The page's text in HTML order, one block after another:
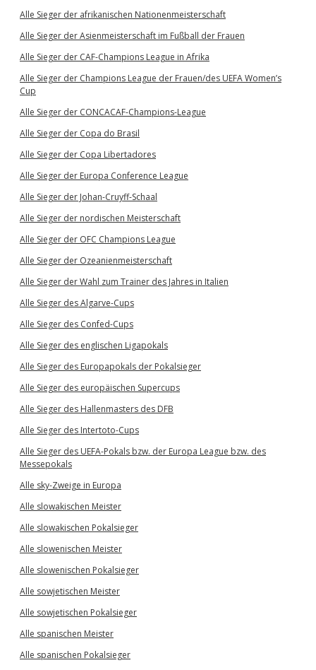
Alle Sieger der afrikanischen Nationenmeisterschaft
Alle Sieger der Asienmeisterschaft im Fußball der Frauen
Alle Sieger der CAF-Champions League in Afrika
Alle Sieger der Champions League der Frauen/des UEFA Women’s
Cup
Alle Sieger der CONCACAF-Champions-League
Alle Sieger der Copa do Brasil
Alle Sieger der Copa Libertadores
Alle Sieger der Europa Conference League
Alle Sieger der Johan-Cruyff-Schaal
Alle Sieger der nordischen Meisterschaft
Alle Sieger der OFC Champions League
Alle Sieger der Ozeanienmeisterschaft
Alle Sieger der Wahl zum Trainer des Jahres in Italien
Alle Sieger des Algarve-Cups
Alle Sieger des Confed-Cups
Alle Sieger des englischen Ligapokals
Alle Sieger des Europapokals der Pokalsieger
Alle Sieger des europäischen Supercups
Alle Sieger des Hallenmasters des DFB
Alle Sieger des Intertoto-Cups
Alle Sieger des UEFA-Pokals bzw. der Europa League bzw. des
Messepokals
Alle sky-Zweige in Europa
Alle slowakischen Meister
Alle slowakischen Pokalsieger
Alle slowenischen Meister
Alle slowenischen Pokalsieger
Alle sowjetischen Meister
Alle sowjetischen Pokalsieger
Alle spanischen Meister
Alle spanischen Pokalsieger